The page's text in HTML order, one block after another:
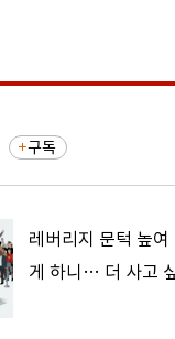
구독
레버리지 문턱 높
게 하니… 더 사고